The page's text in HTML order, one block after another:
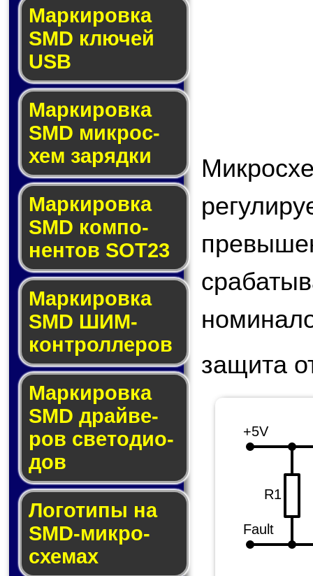
Маркировка
SMD клю­чей
USB
Маркировка
SMD мик­рос­
хем за­ряд­ки
Маркировка
SMD ком­по­
нен­тов SOT23
Маркировка
SMD ШИМ-
кон­трол­ле­ров
Маркировка
SMD драй­ве­
ров све­то­ди­о­
дов
Логотипы на
SMD-мик­ро­
схе­мах
защита
+5V
Fault
R1